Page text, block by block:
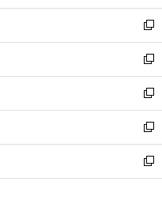
開
く
ウ
で
開
く
し
い
ウ
ィ
ン
ド
ウ
で
開
く
新
し
い
ウ
ィ
ン
ド
ウ
で
開
新
し
い
ウ
ィ
ン
ド
ウ
新
し
い
ウ
ィ
ン
新
し
い
ウ
新
し